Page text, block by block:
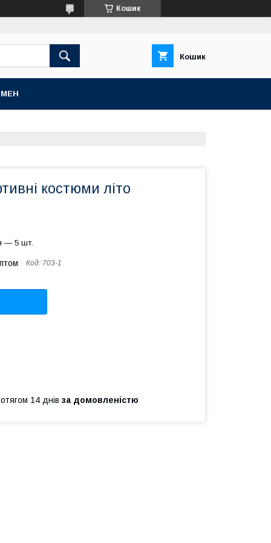
Кошик
Кошик
костюми літо
— 5 шт.
Код: 703-1
14 днів за домовленістю